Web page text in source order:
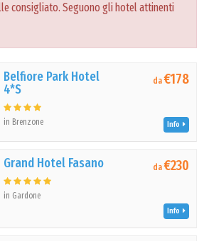
consigliato. Seguono gli hotel attinenti
Belfiore Park Hotel
4*S
in Brenzone
da€178
Info
Grand Hotel Fasano
in Gardone
da€230
Info